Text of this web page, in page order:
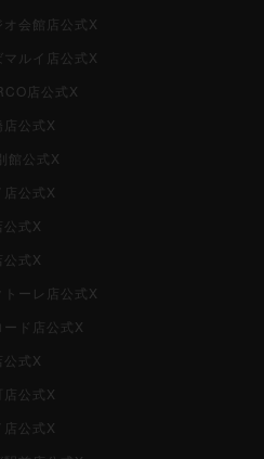
会館店公式X
ルイ店公式X
店公式X
公式X
館公式X
公式X
式X
式X
ーレ店公式X
ド店公式X
式X
公式X
公式X